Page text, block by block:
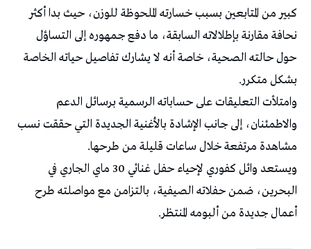
كبير من المتابعين بسبب خسارته الملحوظة للوزن، حيث بدا أكثر
نحافة مقارنة بإطلالاته السابقة، ما دفع جمهوره إلى التساؤل
حول حالته الصحية، خاصة أنه لا يشارك تفاصيل حياته الخاصة
بشكل متكرر.
وامتلأت التعليقات على حساباته الرسمية برسائل الدعم
والاطمئنان، إلى جانب الإشادة بالأغنية الجديدة التي حققت نسب
مشاهدة مرتفعة خلال ساعات قليلة من طرحها.
ويستعد وائل كفوري لإحياء حفل غنائي 30 ماي الجاري في
البحرين، ضمن حفلاته الصيفية، بالتزامن مع مواصلته طرح
أعمال جديدة من ألبومه المنتظر.